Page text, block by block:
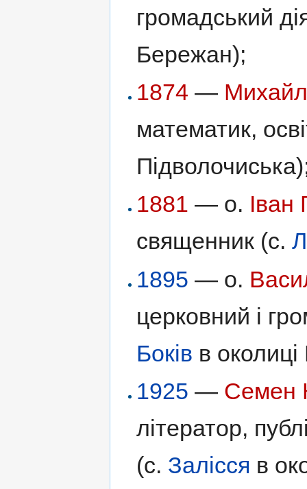
громадський
Бережан);
1874 —
математик,
1881 — о. Іван
священник (с.
1895 — о.
церковний і
Боків в околиці
1925 — Семен
літератор,
(с. Залісся в